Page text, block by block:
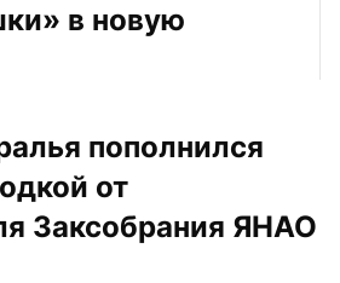
в новую
пополнился
от
Заксобрания ЯНАО